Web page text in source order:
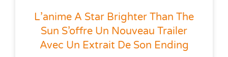
L’anime A Star Brighter Than The
Sun S’offre Un Nouveau Trailer
Avec Un Extrait De Son Ending